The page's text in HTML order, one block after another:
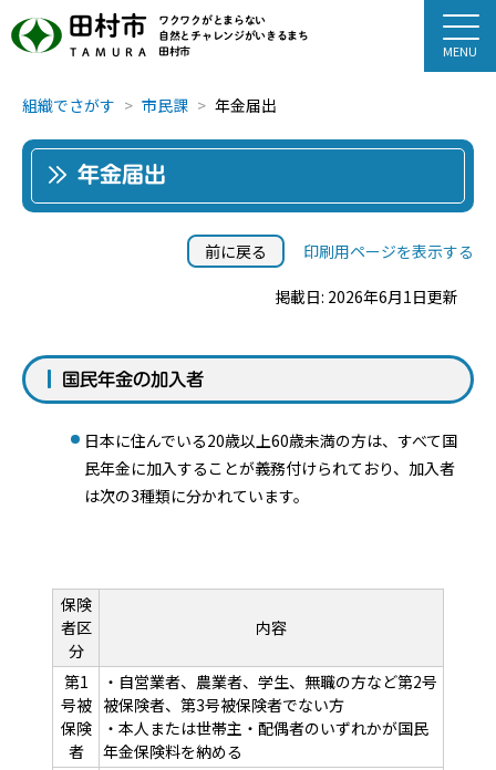
田村市
TAMURA
ワクワクがとまらない
自然とチャレンジがいきるまち
田村市
組織でさがす 市民課 年金届出
年金届出
前に戻る 印刷用ページを表示する
掲載日: 2026年6月1日更新
国民年金の加入者
日本に住んでいる20歳以上60歳未満の方は、すべて国
民年金に加入することが義務付けられており、加入者
は次の3種類に分かれています。
保険
者区
分
内容
第1
号被
保険
者
・自営業者、農業者、学生、無職の方など第2号
被保険者、第3号被保険者でない方
・本人または世帯主・配偶者のいずれかが国民
年金保険料を納める